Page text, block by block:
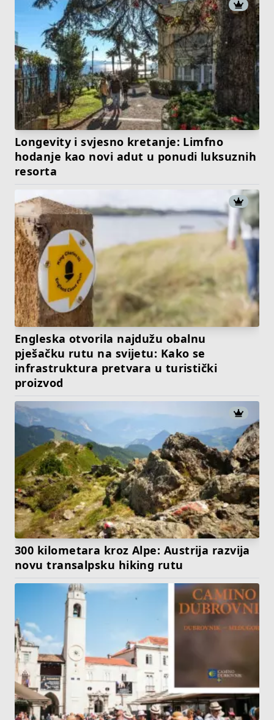
Longevity i svjesno kretanje: Limfno
hodanje kao novi adut u ponudi luksuznih
resorta
Engleska otvorila najdužu obalnu
pješačku rutu na svijetu: Kako se
infrastruktura pretvara u turistički
proizvod
300 kilometara kroz Alpe: Austrija razvija
novu transalpsku hiking rutu